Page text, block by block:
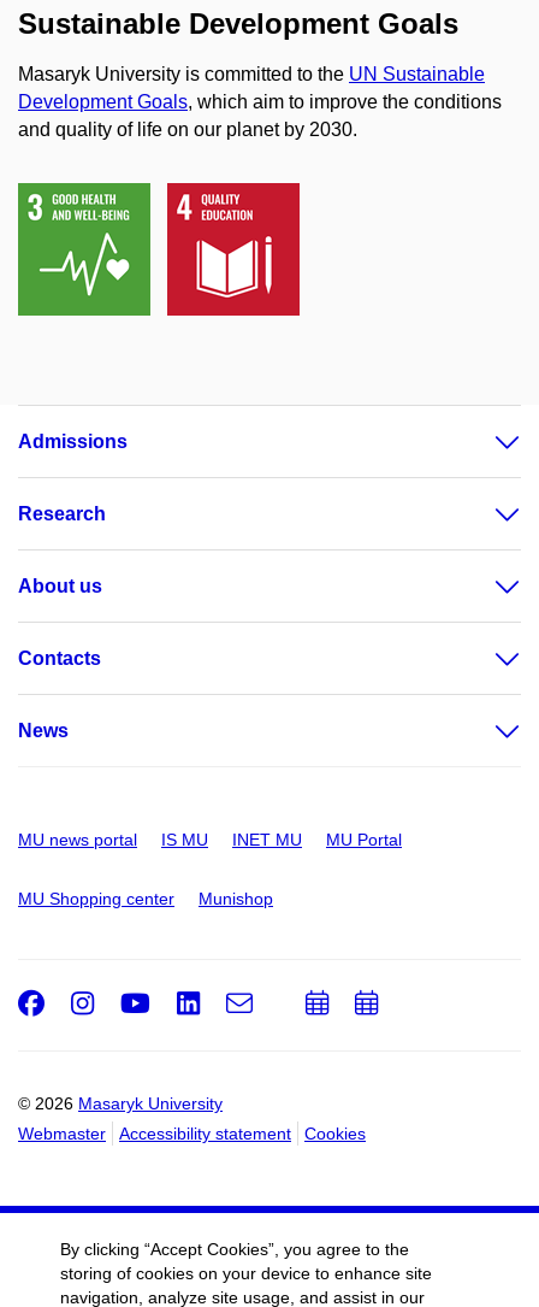
Sustainable Development Goals
Masaryk University is committed to the UN Sustainable
Development Goals, which aim to improve the conditions
and quality of life on our planet by 2030.
Admissions
Research
About us
Contacts
News
MU news portal IS MU INET MU MU Portal
MU Shopping center Munishop
© 2026 Masaryk University
Webmaster
Accessibility statement Cookies
Facebook
Instagram
Youtube
LinkedIn
e-
AddAdd
By clicking “Accept Cookies”, you agree to the
storing of cookies on your device to enhance site
navigation, analyze site usage, and assist in our